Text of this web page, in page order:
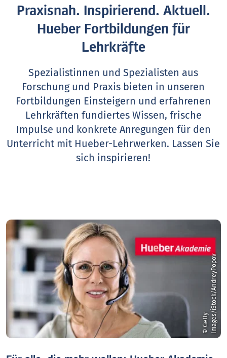
Praxisnah. Inspirierend. Aktuell.
Hueber Fortbildungen für
Lehrkräfte
Spezialistinnen und Spezialisten aus
Forschung und Praxis bieten in unseren
Fortbildungen Einsteigern und erfahrenen
Lehrkräften fundiertes Wissen, frische
Impulse und konkrete Anregungen für den
Unterricht mit Hueber-Lehrwerken. Lassen Sie
sich inspirieren!
©
G
e
t
t
y
I
m
a
g
e
s
/
i
S
t
o
c
k
/
A
n
d
r
e
y
P
o
p
ov